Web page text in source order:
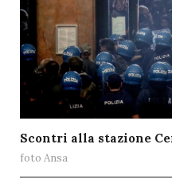
Scontri alla stazione
foto Ansa